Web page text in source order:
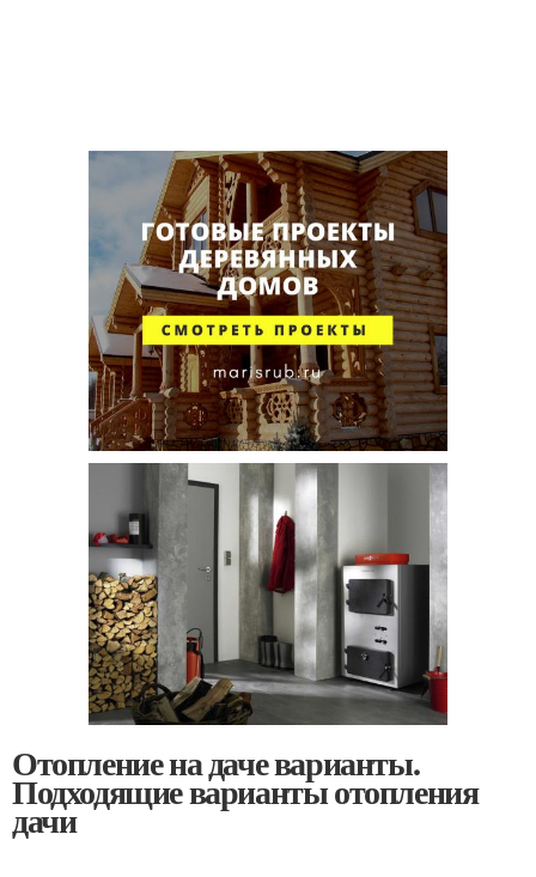
Отопление на даче варианты.
Подходящие варианты отопления
дачи